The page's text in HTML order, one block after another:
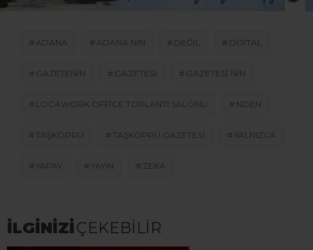
ADANA ADANA NIN DEĞIL DIJITAL
GAZETENIN GAZETESI GAZETESI NIN
LOCAWORK OFFICE TOPLANTI SALONU NDEN
TAŞKÖPRÜ TAŞKÖPRÜ GAZETESI YALNIZCA
YAPAY YAYIN ZEKA
İLGİNİZİÇEKEBİLİR